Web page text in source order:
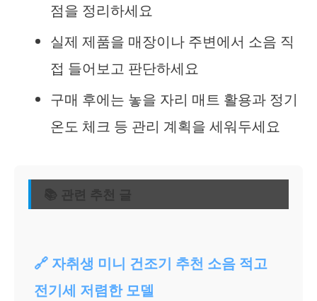
점을 정리하세요
실제 제품을 매장이나 주변에서 소음 직
접 들어보고 판단하세요
구매 후에는 놓을 자리 매트 활용과 정기
온도 체크 등 관리 계획을 세워두세요
📚 관련 추천 글
🔗 자취생 미니 건조기 추천 소음 적고
전기세 저렴한 모델